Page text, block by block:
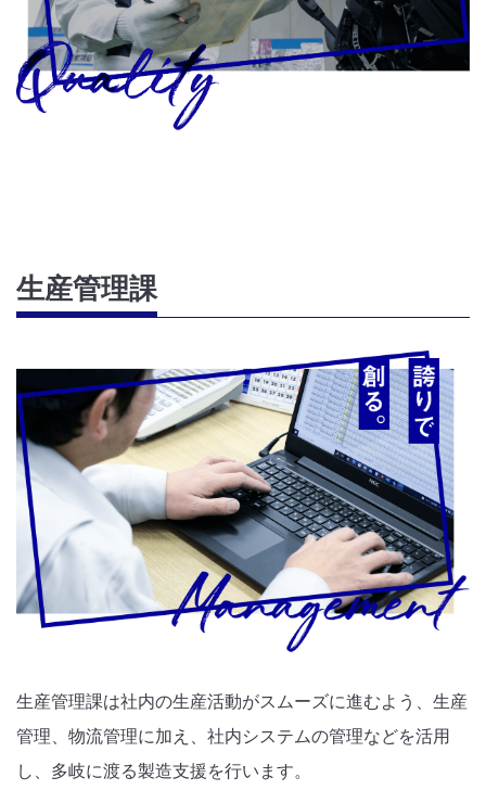
生産管理課
生産管理課は社内の生産活動がスムーズに進むよう、生産
管理、物流管理に加え、社内システムの管理などを活用
し、多岐に渡る製造支援を行います。